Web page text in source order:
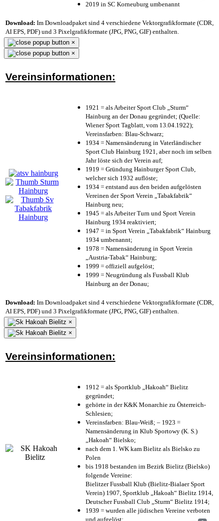
2019 in SC Korneuburg umbenannt
Download: Im Downloadpaket sind 4 verschiedene Vektorgrafikformate (CDR,
AI EPS, PDF) und 3 Pixelgrafikformate (JPG, PNG, GIF) enthalten.
×
×
Vereinsinformationen:
1921 = als Arbeiter Sport Club „Sturm“
Hainburg an der Donau gegründet; (Quelle:
Wiener Sport Tagblatt, vom 13.04.1922);
Vereinsfarben: Blau-Schwarz;
1934 = Namensänderung in Vaterländischer
Sport Club Hainburg 1921, aber noch im selben
Jahr löste sich der Verein auf;
1919 = Gründung Hainburger Sport Club,
welcher sich 1932 auflöste;
1934 = entstand aus den beiden aufgelösten
Vereinen der Sport Verein „Tabakfabrik“
Hainburg neu;
1945 = als Arbeiter Turn und Sport Verein
Hainburg 1934 reaktiviert;
1947 = in Sport Verein „Tabakfabrik“ Hainburg
1934 umbenannt;
1978 = Namensänderung in Sport Verein
„Austria-Tabak“ Hainburg;
1999 = offiziell aufgelöst;
1999 = Neugründung als Fussball Klub
Hainburg an der Donau;
Download: Im Downloadpaket sind 4 verschiedene Vektorgrafikformate (CDR,
AI EPS, PDF) und 3 Pixelgrafikformate (JPG, PNG, GIF) enthalten.
×
×
Vereinsinformationen:
1912 = als Sportklub „Hakoah“ Bielitz
gegründet;
gehörte in der K&K Monarchie zu Österreich-
Schlesien;
Vereinsfarben: Blau-Weiß; – 1923 =
Namensänderung in Klub Sportowy (K. S.)
„Hakoah“ Bielsko;
nach dem 1. WK kam Bielitz als Bielsko zu
Polen
bis 1918 bestanden im Bezirk Bielitz (Bielsko)
folgende Vereine:
Bielitzer Fussball Klub (Bielitz-Bialaer Sport
Verein) 1907, Sportklub „Hakoah“ Bielitz 1914,
Deutscher Fussball Club „Sturm“ Bielitz 1914;
1939 = wurden alle jüdischen Vereine verboten
und aufgelöst;